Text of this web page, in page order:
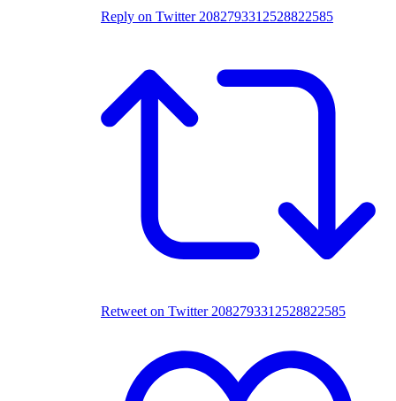
Reply on Twitter 2082793312528822585
Retweet on Twitter 2082793312528822585